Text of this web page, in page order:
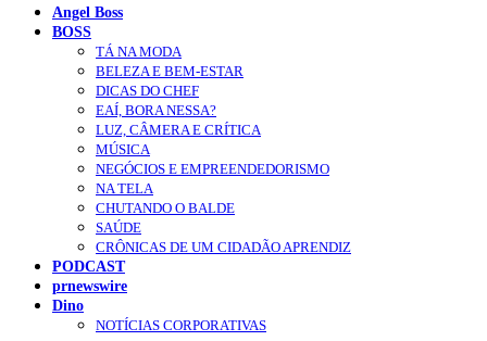
Angel Boss
BOSS
TÁ NA MODA
BELEZA E BEM-ESTAR
DICAS DO CHEF
EAÍ, BORA NESSA?
LUZ, CÂMERA E CRÍTICA
MÚSICA
NEGÓCIOS E EMPREENDEDORISMO
NA TELA
CHUTANDO O BALDE
SAÚDE
CRÔNICAS DE UM CIDADÃO APRENDIZ
PODCAST
prnewswire
Dino
NOTÍCIAS CORPORATIVAS